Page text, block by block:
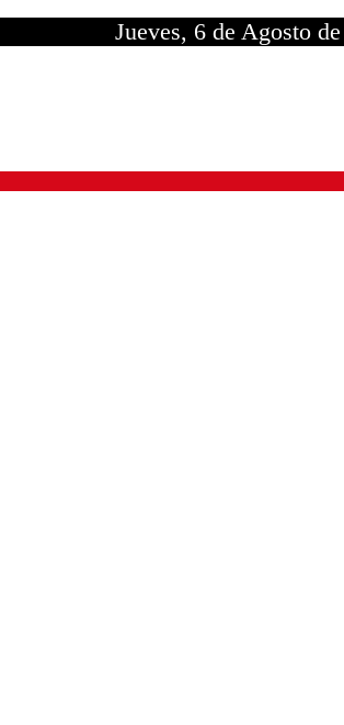
Jueves, 6 de Agosto